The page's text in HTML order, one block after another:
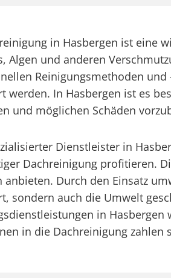
in Hasbergen ist eine
Algen und anderen
Reinigungsmethoden
werden. In Hasbergen ist es
und möglichen Schäden
Dienstleister in
Dachreinigung profitieren.
anbieten. Durch den Einsatz
sondern auch die Umwelt
in
in die Dachreinigung